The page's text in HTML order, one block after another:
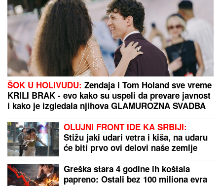
ŠOK U HOLIVUDU: Zendaja i Tom Holand sve vreme
KRILI BRAK - evo kako su uspeli da prevare javnost
i kako je izgledala njihova GLAMUROZNA SVADBA
OLUJNI FRONT IDE KA SRBIJI:
Stižu jaki udari vetra i kiša, na udaru
će biti prvo ovi delovi naše zemlje
Greška stara 4 godine ih koštala
papreno: Ostali bez 100 miliona evra